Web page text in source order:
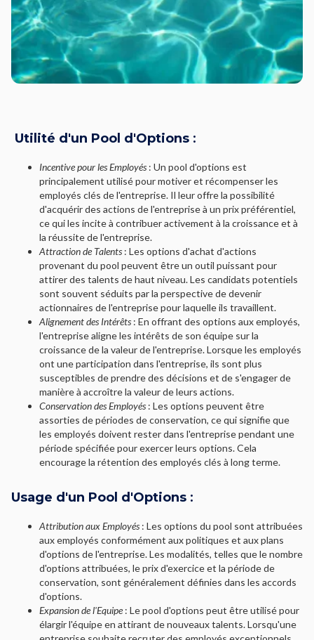
Utilité d'un Pool d'Options :
Incentive pour les Employés : Un pool d'options est
principalement utilisé pour motiver et récompenser les
employés clés de l'entreprise. Il leur offre la possibilité
d'acquérir des actions de l'entreprise à un prix préférentiel,
ce qui les incite à contribuer activement à la croissance et à
la réussite de l'entreprise.
Attraction de Talents : Les options d'achat d'actions
provenant du pool peuvent être un outil puissant pour
attirer des talents de haut niveau. Les candidats potentiels
sont souvent séduits par la perspective de devenir
actionnaires de l'entreprise pour laquelle ils travaillent.
Alignement des Intérêts : En offrant des options aux employés,
l'entreprise aligne les intérêts de son équipe sur la
croissance de la valeur de l'entreprise. Lorsque les employés
ont une participation dans l'entreprise, ils sont plus
susceptibles de prendre des décisions et de s'engager de
manière à accroître la valeur de leurs actions.
Conservation des Employés : Les options peuvent être
assorties de périodes de conservation, ce qui signifie que
les employés doivent rester dans l'entreprise pendant une
période spécifiée pour exercer leurs options. Cela
encourage la rétention des employés clés à long terme.
Usage d'un Pool d'Options :
Attribution aux Employés : Les options du pool sont attribuées
aux employés conformément aux politiques et aux plans
d'options de l'entreprise. Les modalités, telles que le nombre
d'options attribuées, le prix d'exercice et la période de
conservation, sont généralement définies dans les accords
d'options.
Expansion de l'Equipe : Le pool d'options peut être utilisé pour
élargir l'équipe en attirant de nouveaux talents. Lorsqu'une